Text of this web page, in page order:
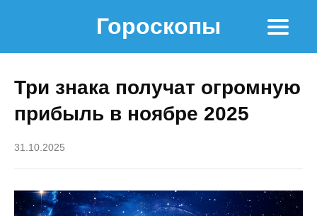
Гороскопы
Три знака получат огромную
прибыль в ноябре 2025
31.10.2025